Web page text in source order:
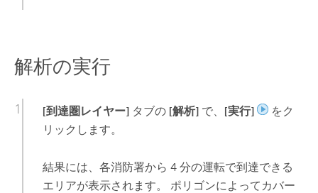
解析の実行
[到達圏レイヤー]タブの [解析]で、 [実行]
をク
リックします。
結果には、各消防署から 4 分の運転で到達できる
エリアが表示されます。 ポリゴンによってカバー